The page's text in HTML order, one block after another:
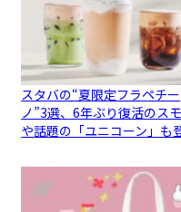
スタバの“夏限定フラペチー
ノ”3選、6年ぶり復活のス
や話題の「ユニコーン」も